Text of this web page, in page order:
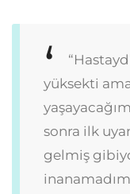
yüksekti
sonra ilk
gelmiş